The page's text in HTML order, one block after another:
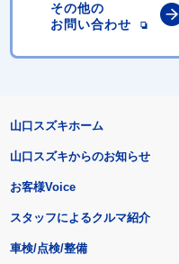
その他の
お問い合わせ
山口スズキホーム
山口スズキからのお知らせ
お客様Voice
スタッフによるクルマ紹介
車検/点検/整備